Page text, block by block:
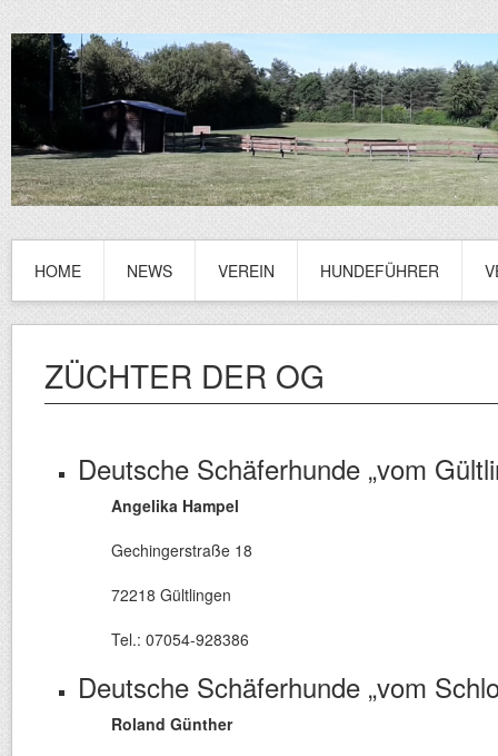
HOME NEWS VEREIN HUNDEFÜHRER
ZÜCHTER DER OG
Deutsche Schäferhunde „vom
Angelika Hampel
Gechingerstraße 18
72218 Gültlingen
Tel.: 07054-928386
Deutsche Schäferhunde „vom
Roland Günther